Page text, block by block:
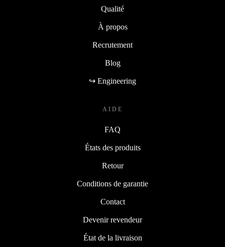
Qualité
À propos
Recrutement
Blog
↪ Engineering
AIDE
FAQ
États des produits
Retour
Conditions de garantie
Contact
Devenir revendeur
État de la livraison